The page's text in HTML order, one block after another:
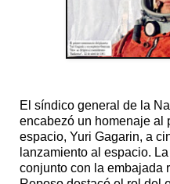
El síndico general de la
encabezó un homenaje al
espacio, Yuri Gagarin, a
lanzamiento al espacio.
conjunto con la embajada